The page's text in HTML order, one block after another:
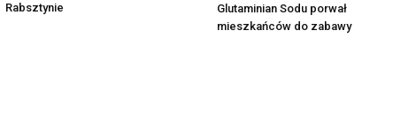
Rabsztynie
Glutaminian Sodu porwał
mieszkańców do zabawy